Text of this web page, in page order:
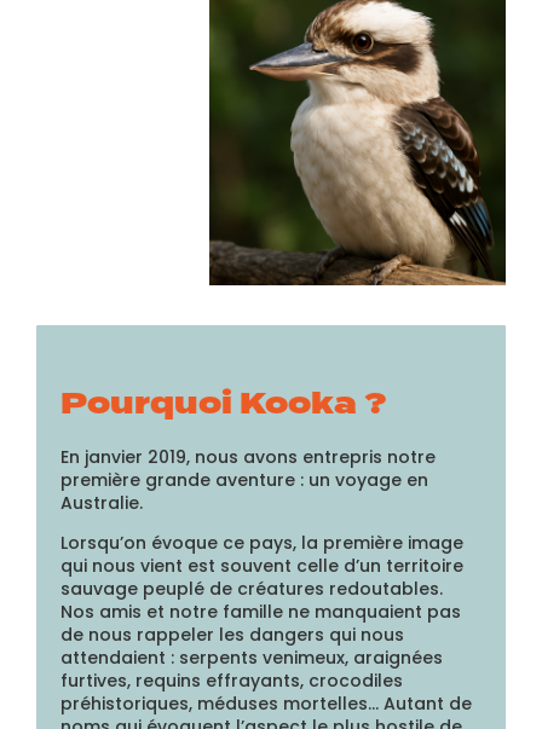
Pourquoi Kooka ?
En janvier 2019, nous avons entrepris notre
première grande aventure : un voyage en
Australie.
Lorsqu’on évoque ce pays, la première image
qui nous vient est souvent celle d’un territoire
sauvage peuplé de créatures redoutables.
Nos amis et notre famille ne manquaient pas
de nous rappeler les dangers qui nous
attendaient : serpents venimeux, araignées
furtives, requins effrayants, crocodiles
préhistoriques, méduses mortelles… Autant de